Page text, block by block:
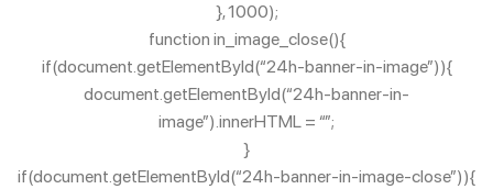
}, 1000);
function in_image_close(){
if(document.getElementById(“24h-banner-in-image”)){
document.getElementById(“24h-banner-in-
image”).innerHTML = “”;
}
if(document.getElementById(“24h-banner-in-image-close”)){